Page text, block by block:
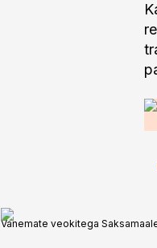
Vanemate veokitega